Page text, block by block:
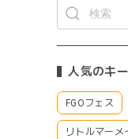
人気のキ
FGOフェス
リトルマーメ